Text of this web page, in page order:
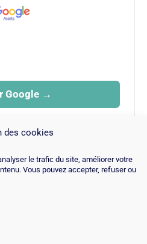
des cookies
le trafic du site, améliorer votre
Vous pouvez accepter, refuser ou
Google →